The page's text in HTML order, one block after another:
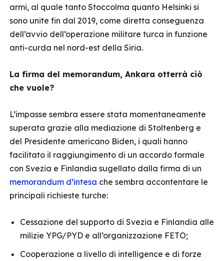
armi, al quale tanto Stoccolma quanto Helsinki si
sono unite fin dal 2019, come diretta conseguenza
dell’avvio dell’operazione militare turca in funzione
anti-curda nel nord-est della Siria.
La firma del memorandum, Ankara otterrà ciò
che vuole?
L’impasse sembra essere stata momentaneamente
superata grazie alla mediazione di Stoltenberg e
del Presidente americano Biden, i quali hanno
facilitato il raggiungimento di un accordo formale
con Svezia e Finlandia sugellato dalla firma di un
memorandum d’intesa che sembra accontentare le
principali richieste turche:
Cessazione del supporto di Svezia e Finlandia alle
milizie YPG/PYD e all’organizzazione FETO;
Cooperazione a livello di intelligence e di forze